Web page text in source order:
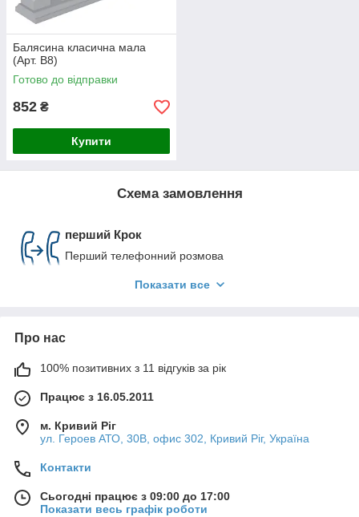
Балясина класична мала
(Арт. B8)
Готово до відправки
852 ₴
Купити
Схема замовлення
перший Крок
Перший телефонний розмова
Другий крок
Третій крок
Створення 3D-проекту та правки згідно з
Четвертий крок
Узгодження проекту з замовником
Шостий крок
Показати все
Про нас
100% позитивних з 11 відгуків за рік
Працює з 16.05.2011
м. Кривий Ріг
ул. Героев АТО, 30В, офис 302, Кривий Ріг, Україна
Контакти
Сьогодні працює з 09:00 до 17:00
Показати весь графік роботи